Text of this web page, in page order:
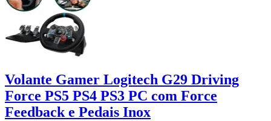
Volante Gamer Logitech G29 Driving
Force PS5 PS4 PS3 PC com Force
Feedback e Pedais Inox